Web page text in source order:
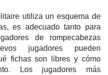
utiliza un esquema de
es adecuado tanto para
de rompecabezas
jugadores pueden
fichas son libres y cómo
Los jugadores más